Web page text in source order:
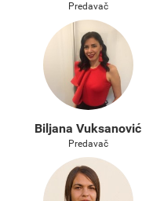
Predavač
Biljana Vuksanović
Predavač